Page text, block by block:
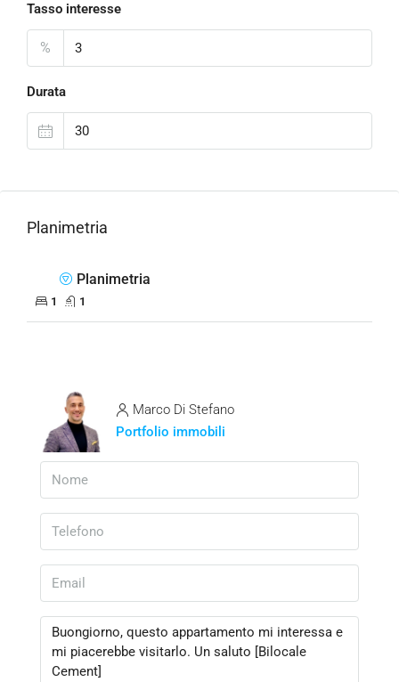
Tasso interesse
%
Durata
Planimetria
Planimetria
1 1
Marco Di Stefano
Portfolio immobili